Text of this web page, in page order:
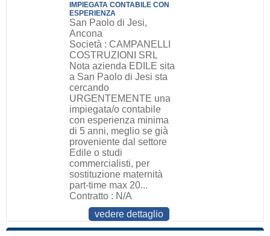
IMPIEGATA CONTABILE CON
ESPERIENZA
San Paolo di Jesi,
Ancona
Società : CAMPANELLI
COSTRUZIONI SRL
Nota azienda EDILE sita
a San Paolo di Jesi sta
cercando
URGENTEMENTE una
impiegata/o contabile
con esperienza minima
di 5 anni, meglio se già
proveniente dal settore
Edile o studi
commercialisti, per
sostituzione maternità
part-time max 20...
Contratto : N/A
vedere dettaglio